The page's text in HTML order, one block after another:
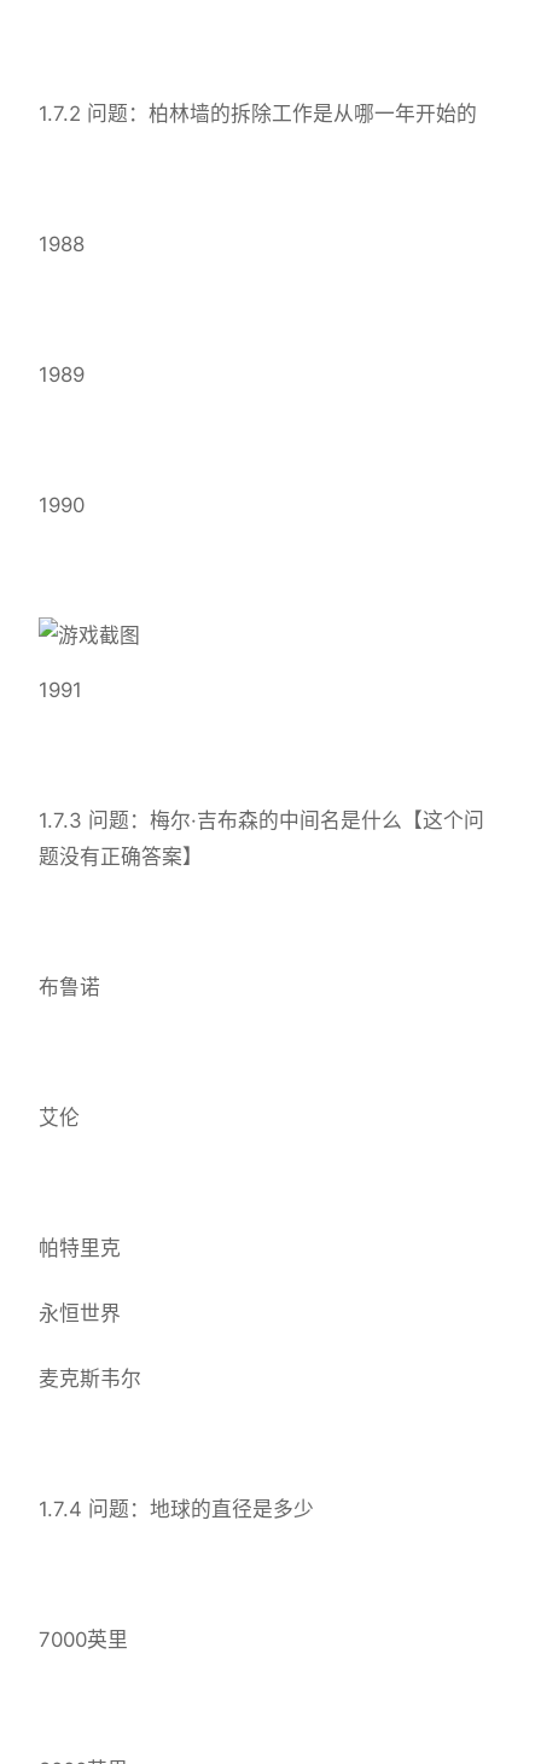
1.7.2 问题：柏林墙的拆除工作是从哪一年开始的
1988
1989
1990
1991
1.7.3 问题：梅尔·吉布森的中间名是什么【这个问
题没有正确答案】
布鲁诺
艾伦
帕特里克
永恒世界
麦克斯韦尔
1.7.4 问题：地球的直径是多少
7000英里